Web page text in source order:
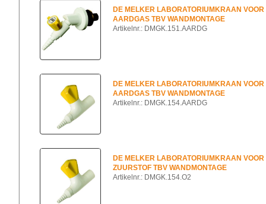
DE MELKER LABORATORIUMKRAAN VOOR
AARDGAS TBV WANDMONTAGE
Artikelnr.: DMGK.151.AARDG
DE MELKER LABORATORIUMKRAAN VOOR
AARDGAS TBV WANDMONTAGE
Artikelnr.: DMGK.154.AARDG
DE MELKER LABORATORIUMKRAAN VOOR
ZUURSTOF TBV WANDMONTAGE
Artikelnr.: DMGK.154.O2